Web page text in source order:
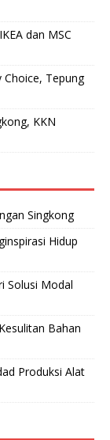
dan MSC
Choice, Tepung
KKN
Singkong
Hidup
Solusi Modal
Bahan
Produksi Alat